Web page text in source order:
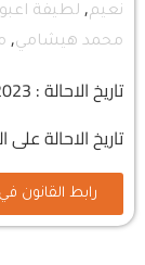
نعيم, لطيفة
محمد هيشامي,
تاريخ الاحالة : 06/01/2023
تاريخ الاحالة على اللجنة :
رابط القانون